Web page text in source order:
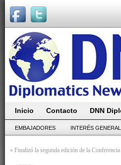
Inicio Contacto DNN
EMBAJADORES INTERÉS GENERAL
« Finalizó la segunda edición de la